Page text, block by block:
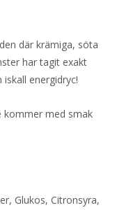
där krämiga, söta
har tagit exakt
energidryc!
kommer med smak
Glukos, Citronsyra,